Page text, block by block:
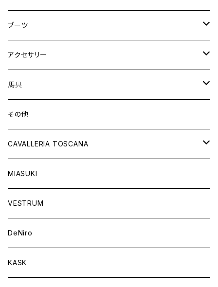
アウター
シャツ
ニーグリップ
ウェア
アウター
シャツ
ブーツ
ロングブーツ（既製品）
オーダーロングブーツ
ショートブーツ
チャップス
アクセサリー
ベルト
グローブ
ソックス
キャップ
アスコットタイ
バッグ
ネクタイ
馬具
サドルパッド
イヤーネット
バンデージ
ラグ
その他
CAVALLERIA TOSCANA
レディス
競技用ジャケット
キュロット
メンズ
競技用ジャケット
キュロット
MIASUKI
VESTRUM
DeNiro
KASK